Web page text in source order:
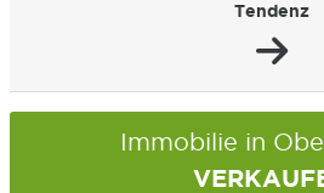
Tendenz
Immobilie in